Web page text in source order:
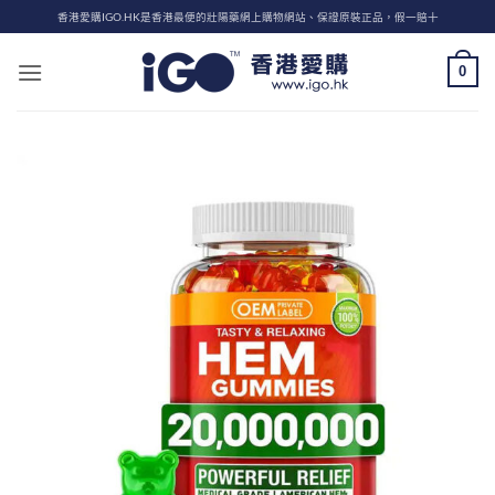
to
content
香港愛購IGO.HK是香港最便的壯陽藥網上購物網站、保證原裝正品，假一賠十
0